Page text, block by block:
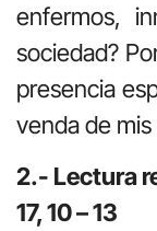
enfermos,
sociedad?
presencia
venda de mis
2.- Lectura
17, 10 – 13